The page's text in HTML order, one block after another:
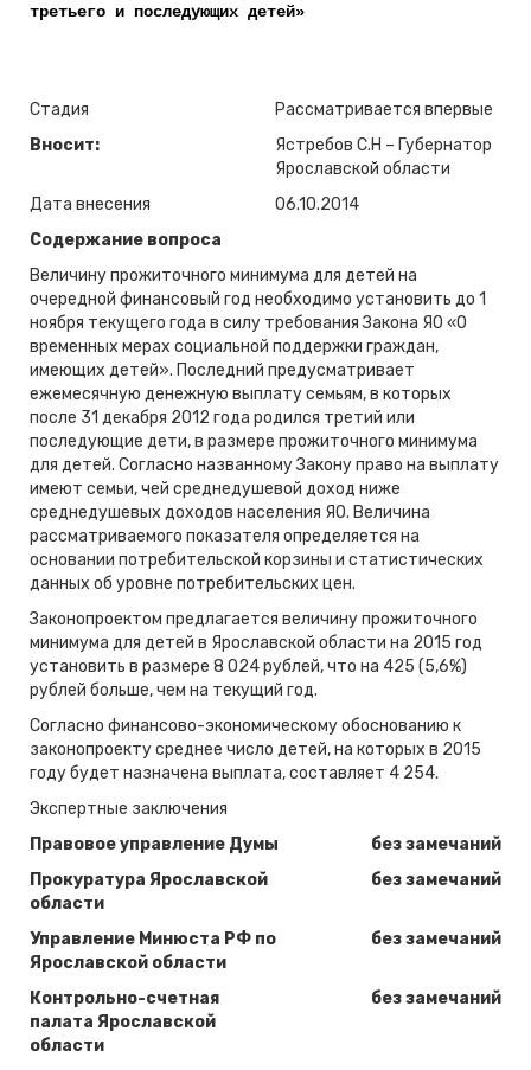
третьего и последующих детей»
Стадия
Рассматривается впервые
Вносит:
Ястребов С.Н – Губернатор
Ярославской области
Дата внесения
06.10.2014
Содержание вопроса
Величину прожиточного минимума для детей на
очередной финансовый год необходимо установить до 1
ноября текущего года в силу требования Закона ЯО «О
временных мерах социальной поддержки граждан,
имеющих детей». Последний предусматривает
ежемесячную денежную выплату семьям, в которых
после 31 декабря 2012 года родился третий или
последующие дети, в размере прожиточного минимума
для детей. Согласно названному Закону право на выплату
имеют семьи, чей среднедушевой доход ниже
среднедушевых доходов населения ЯО. Величина
рассматриваемого показателя определяется на
основании потребительской корзины и статистических
данных об уровне потребительских цен.
Законопроектом предлагается величину прожиточного
минимума для детей в Ярославской области на 2015 год
установить в размере 8 024 рублей, что на 425 (5,6%)
рублей больше, чем на текущий год.
Согласно финансово-экономическому обоснованию к
законопроекту среднее число детей, на которых в 2015
году будет назначена выплата, составляет 4 254.
Экспертные заключения
Правовое управление Думы
без замечаний
Прокуратура Ярославской
области
без замечаний
Управление Минюста РФ по
Ярославской области
без замечаний
Контрольно-счетная
палата Ярославской
области
без замечаний